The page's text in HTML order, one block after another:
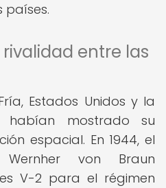
países.
entre las
Estados Unidos y la
habían mostrado su
espacial. En 1944, el
von Braun
V-2 para el régimen